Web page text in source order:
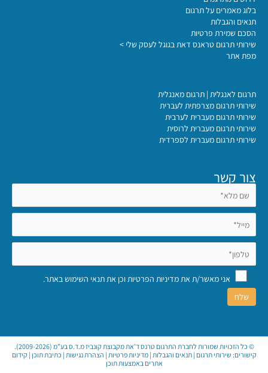
בלוג מאמרים על תרגום
תנאים והגבלות
הסכם שמירת פרטיות
שירותי תרגום טראנס דאת בגוגל לעסק שלי >
מפת אתר
תרגום לאנגלית | תרגום מאנגלית
שירותי תרגום מצרפתית לעברית
שירותי תרגום מעברית לערבית
שירותי תרגום מעברית לרוסית
שירותי תרגום מעברית לספרדית
צור קשר
אני מאשר/ת אתמדיניות הפרטיותוכן אתתנאי השימוש באתר.
© כל הזכויות שמורות לחברת התרגום טרנס ד’את מקבוצת קונביז מ.ד.ס בע”מ (2009-2026).
קישורים: שירותי תרגום |תנאים והגבלות |מדיניות פרטיות | הצהרת נגישות | כתיבת תוכן | קידום
אתרים באמצעות תוכן